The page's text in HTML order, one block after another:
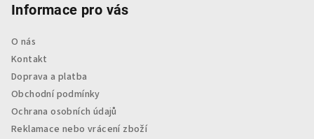
Informace pro vás
O nás
Kontakt
Doprava a platba
Obchodní podmínky
Ochrana osobních údajů
Reklamace nebo vrácení zboží